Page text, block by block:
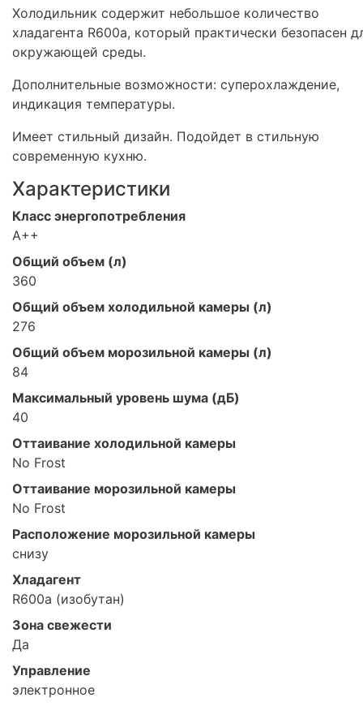
Холодильник содержит небольшое количество
хладагента R600a, который практически безопасен
окружающей среды.
Дополнительные возможности: суперохлаждение,
индикация температуры.
Имеет стильный дизайн. Подойдет в стильную
современную кухню.
Характеристики
Класс энергопотребления
A++
Общий объем (л)
360
Общий объем холодильной камеры (л)
276
Общий объем морозильной камеры (л)
84
Максимальный уровень шума (дБ)
40
Оттаивание холодильной камеры
No Frost
Оттаивание морозильной камеры
No Frost
Расположение морозильной камеры
снизу
Хладагент
R600a (изобутан)
Зона свежести
Да
Управление
электронное